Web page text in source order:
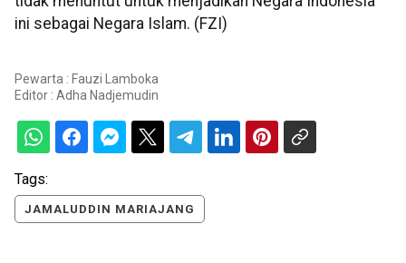
ini sebagai Negara Islam. (FZI)
Pewarta : Fauzi Lamboka
Editor : Adha Nadjemudin
Tags:
JAMALUDDIN MARIAJANG